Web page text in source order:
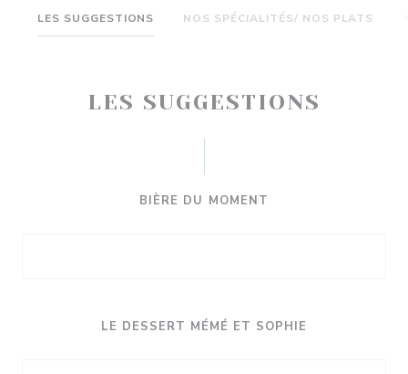
LES SUGGESTIONS NOS SPÉCIALITÉS/ NOS PLATS
LES SUGGESTIONS
BIÈRE DU MOMENT
LE DESSERT MÉMÉ ET SOPHIE